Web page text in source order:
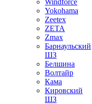
Windforce
Yokohama
Zeetex
ZETA
Zmax
Барнаульский
ШЗ
Белшина
Волтайр
Кама
Кировский
ШЗ